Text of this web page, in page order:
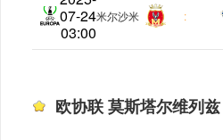
07-24
03:00
欧协联
米尔沙米 :
欧协联 莫斯塔尔维列